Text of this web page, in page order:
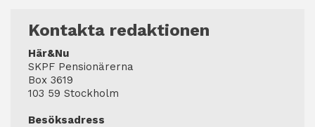
Kontakta redaktionen
Här&Nu
SKPF Pensionärerna
Box 3619
103 59 Stockholm
Besöksadress